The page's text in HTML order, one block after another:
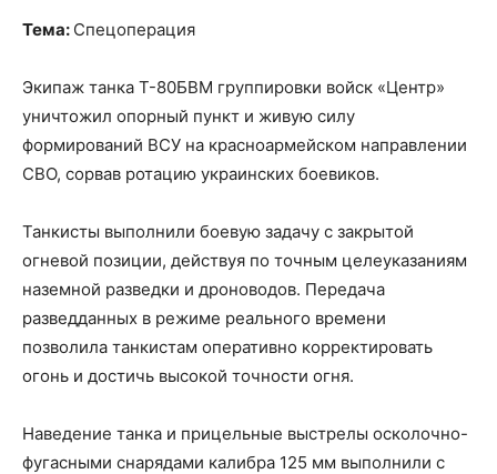
Тема: Спецоперация
Экипаж танка Т-80БВМ группировки войск «Центр»
уничтожил опорный пункт и живую силу
формирований ВСУ на красноармейском направлении
СВО, сорвав ротацию украинских боевиков.
Танкисты выполнили боевую задачу с закрытой
огневой позиции, действуя по точным целеуказаниям
наземной разведки и дроноводов. Передача
разведданных в режиме реального времени
позволила танкистам оперативно корректировать
огонь и достичь высокой точности огня.
Наведение танка и прицельные выстрелы осколочно-
фугасными снарядами калибра 125 мм выполнили с